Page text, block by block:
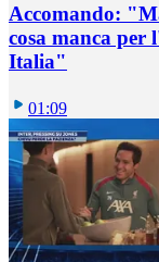
Accomando:
cosa manca
Italia"
01:09